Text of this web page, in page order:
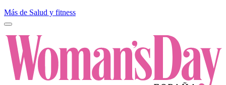
Más de Salud y fitness